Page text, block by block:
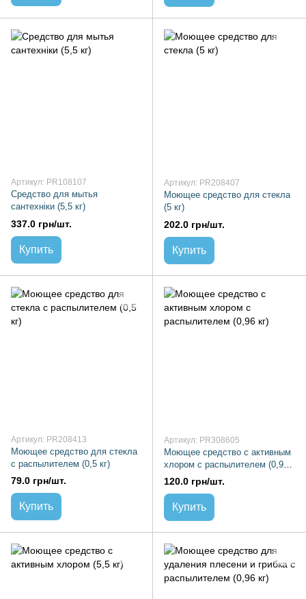
Артикул: PR108107
Средство для мытья
сантехніки (5,5 кг)
337.0 грн/шт.
Купить
Артикул: PR208407
Моющее средство для стекла
(5 кг)
202.0 грн/шт.
Купить
Артикул: PR208413
Моющее средство для стекла
с распылителем (0,5 кг)
79.0 грн/шт.
Купить
Артикул: PR308605
Моющее средство с активным
хлором с распылителем (0,96
кг)
120.0 грн/шт.
Купить